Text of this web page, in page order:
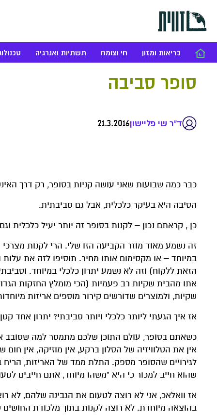
בריאות ומזון חי וצומח תשתיות ואנרגיה
סופר סביבה
ד"ר שי פליישון21.3.2016
כבר כמה שבועות שאני עושה קניות בסופר, רק דרך
הסיבה היא בעיקר כלכלית, אבל גם סביבתית.
כן , קראתם נכון – לקנות בסופר זה יותר יעיל כלכלית
זה נשמע מאוד מוזר הקביעה הזו שלי. הרי לקנות
במיוחד – או מקסימום אותו מחיר. תוסיפו לזה את
הזאת ללקוח) וזה לא נשמע יתרון כלכלי במיוחד.
אתו מהבית שקיות רב פעמיות (הכי מומלץ החזקות
שקיות, ולמוצרים שדורשים קירור מוספים אריזות
אז איך הגעתי ליותר כלכלי ויותר סביבתי? יתרון אחד
כשאתם בסופר, עולם התוכן שלכם מתמסר למה
אין את הטלוויזיה של הסלון ברקע, אין מוזיקה, אין
לגירויים שהסופר מספק. התלת ממד של האריזות,
שהוא חייב למכור כי היא "משהו מיוחד, אתם חייבים
אז וואלאכ, אני לא רוצה לטעום את הגבינה שלהם, לא
בהוצאה מיוחדת. לא רוצה לקנות בתוך מלכודת החושים